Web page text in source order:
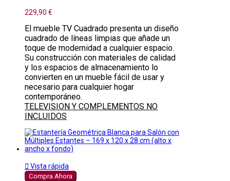
229,90 €
El mueble TV Cuadrado presenta un diseño
cuadrado de líneas limpias que añade un
toque de modernidad a cualquier espacio.
Su construcción con materiales de calidad
y los espacios de almacenamiento lo
convierten en un mueble fácil de usar y
necesario para cualquier hogar
contemporáneo.
TELEVISION Y COMPLEMENTOS NO
INCLUIDOS
 Vista rápida
Compra Ahora